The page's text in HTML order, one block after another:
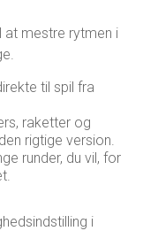
at mestre rytmen i
til spil fra
raketter og
rigtige version.
runder, du vil, for
i